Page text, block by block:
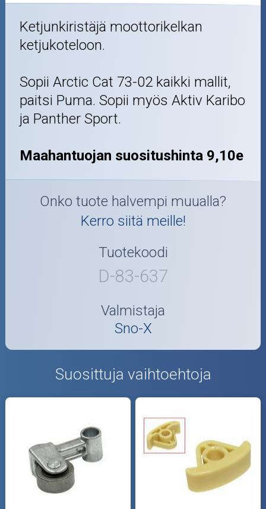
Ketjunkiristäjä moottorikelkan
ketjukoteloon.
Sopii Arctic Cat 73-02 kaikki mallit,
paitsi Puma. Sopii myös Aktiv Karibo
ja Panther Sport.
Maahantuojan suositushinta 9,10e
Onko tuote halvempi muualla?
Kerro siitä meille!
Tuotekoodi
D-83-637
Valmistaja
Sno-X
Suosittuja vaihtoehtoja